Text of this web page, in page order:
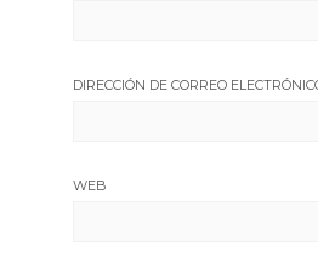
DIRECCIÓN DE CORREO
WEB